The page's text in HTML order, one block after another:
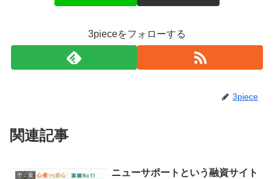
3pieceをフォローする
3piece
関連記事
ヤミ金
ニューサポートという融資サイト